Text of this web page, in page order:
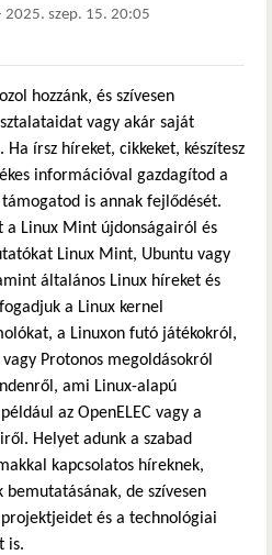
2025. szep. 15. 20:05
hozzánk, és szívesen
vagy akár saját
írsz híreket, cikkeket, készítesz
információval gazdagítod a
is annak fejlődését.
a Linux Mint újdonságairól és
Linux Mint, Ubuntu vagy
általános Linux híreket és
a Linux kernel
a Linuxon futó játékokról,
Protonos megoldásokról
ami Linux-alapú
az OpenELEC vagy a
Helyet adunk a szabad
kapcsolatos híreknek,
de szívesen
és a technológiai
is.